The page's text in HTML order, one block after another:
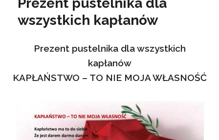
wszystkich kapłanów
Prezent pustelnika dla wszystkich
kapłanów
KAPŁAŃSTWO – TO NIE MOJA WŁASNOŚĆ